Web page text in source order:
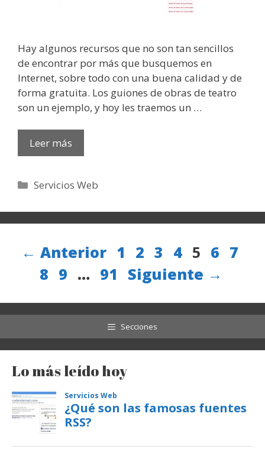
Hay algunos recursos que no son tan sencillos
de encontrar por más que busquemos en
Internet, sobre todo con una buena calidad y de
forma gratuita. Los guiones de obras de teatro
son un ejemplo, y hoy les traemos un …
Leer más
Categorías
Servicios Web
← Anterior Página
1 Página
2 Página
3 Página
4 Página
5 Página
6 7
8 Página
9 … Página
91 Siguiente →
Secciones
Lo más leído hoy